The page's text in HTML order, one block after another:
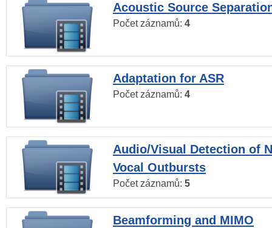
Acoustic Source
Počet záznamů: 4
Adaptation for ASR
Počet záznamů: 4
Audio/Visual Detection of
Vocal Outbursts
Počet záznamů: 5
Beamforming and MIMO